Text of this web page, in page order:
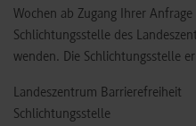
Wochen ab Zugang Ihrer
Schlichtungsstelle des
wenden. Die Schlichtungsstelle
Landeszentrum Barrierefreiheit
Schlichtungsstelle